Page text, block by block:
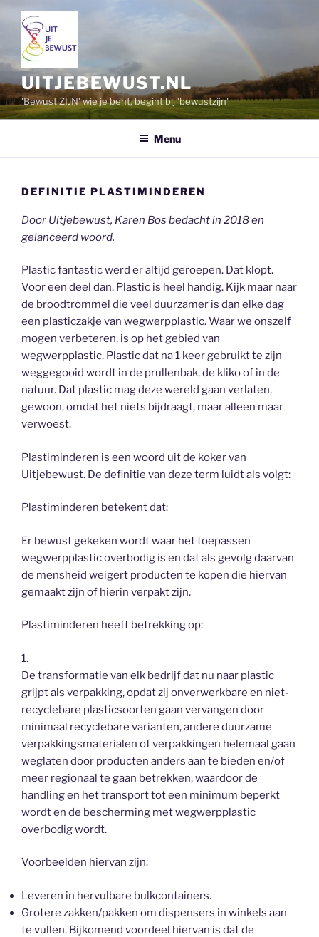
inhoud
UITJEBEWUST.NL
'Bewust ZIJN' wie je bent, begint bij 'bewustzijn'
Menu
DEFINITIE PLASTIMINDEREN
Door Uitjebewust, Karen Bos bedacht in 2018 en
gelanceerd woord.
Plastic fantastic werd er altijd geroepen. Dat klopt.
Voor een deel dan. Plastic is heel handig. Kijk maar naar
de broodtrommel die veel duurzamer is dan elke dag
een plasticzakje van wegwerpplastic. Waar we onszelf
mogen verbeteren, is op het gebied van
wegwerpplastic. Plastic dat na 1 keer gebruikt te zijn
weggegooid wordt in de prullenbak, de kliko of in de
natuur. Dat plastic mag deze wereld gaan verlaten,
gewoon, omdat het niets bijdraagt, maar alleen maar
verwoest.
Plastiminderen is een woord uit de koker van
Uitjebewust. De definitie van deze term luidt als volgt:
Plastiminderen betekent dat:
Er bewust gekeken wordt waar het toepassen
wegwerpplastic overbodig is en dat als gevolg daarvan
de mensheid weigert producten te kopen die hiervan
gemaakt zijn of hierin verpakt zijn.
Plastiminderen heeft betrekking op:
1.
De transformatie van elk bedrijf dat nu naar plastic
grijpt als verpakking, opdat zij onverwerkbare en niet-
recyclebare plasticsoorten gaan vervangen door
minimaal recyclebare varianten, andere duurzame
verpakkingsmaterialen of verpakkingen helemaal gaan
weglaten door producten anders aan te bieden en/of
meer regionaal te gaan betrekken, waardoor de
handling en het transport tot een minimum beperkt
wordt en de bescherming met wegwerpplastic
overbodig wordt.
Voorbeelden hiervan zijn:
Leveren in hervulbare bulkcontainers.
Grotere zakken/pakken om dispensers in winkels aan
te vullen. Bijkomend voordeel hiervan is dat de